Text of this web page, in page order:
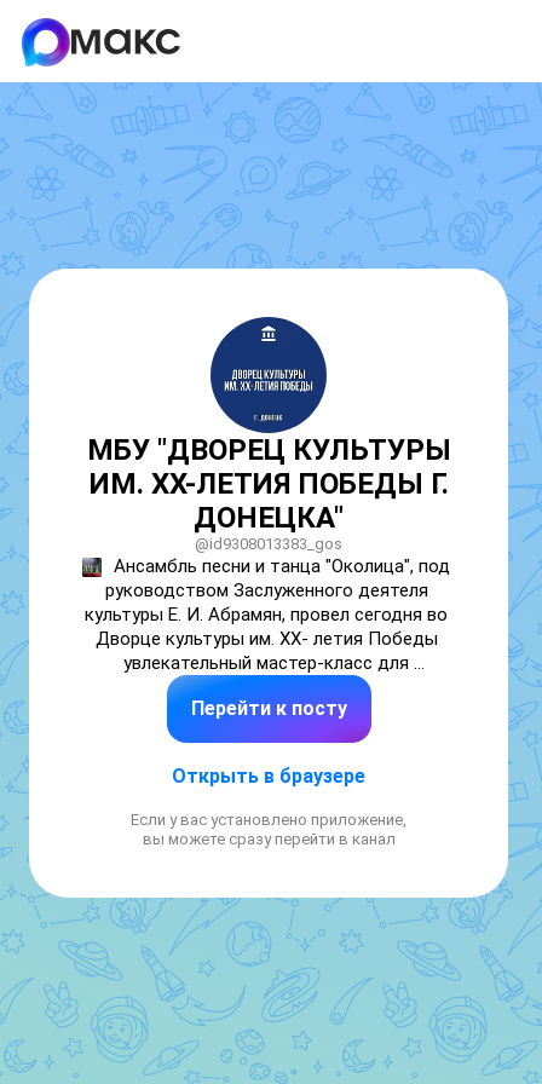
МБУ "ДВОРЕЦ КУЛЬТУРЫ
ИМ. ХХ-ЛЕТИЯ ПОБЕДЫ Г.
ДОНЕЦКА"
@id9308013383_gos
Ансамбль песни и танца "Околица", под
руководством Заслуженного деятеля
культуры Е. И. Абрамян, провел сегодня во
Дворце культуры им. ХХ- летия Победы
увлекательный мастер-класс для
участников творческих коллективов и
порадовал зрителей великолепным
выступлением. Выражаем благодарность
трудолюбие и преданность казачьим
музыкальным фольклором казаков. Зрители
Перейти к посту
Открыть в браузере
Если у вас установлено приложение,
вы можете сразу перейти в канал